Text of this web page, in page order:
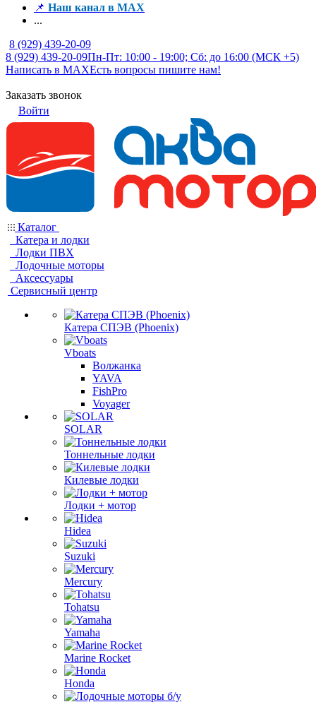
📌 Наш канал в MAX
...
8 (929) 439-20-09
8 (929) 439-20-09Пн-Пт: 10:00 - 19:00; Сб: до 16:00 (МСК +5)
Написать в MAXЕсть вопросы пишите нам!
Заказать звонок
Войти
Каталог
Катера и лодки
Лодки ПВХ
Лодочные моторы
Аксессуары
Сервисный центр
Катера СПЭВ (Phoenix)
Vboats
Волжанка
YAVA
FishPro
Voyager
SOLAR
Тоннельные лодки
Килевые лодки
Лодки + мотор
Hidea
Suzuki
Mercury
Tohatsu
Yamaha
Marine Rocket
Honda